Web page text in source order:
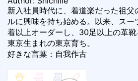
新入社員時代に、着道楽だった祖父
ルに興味を持ち始める。以来、ス
着以上オーダーし、30足以上の革
東京生まれの東京育ち。
好きな言葉：自我作古